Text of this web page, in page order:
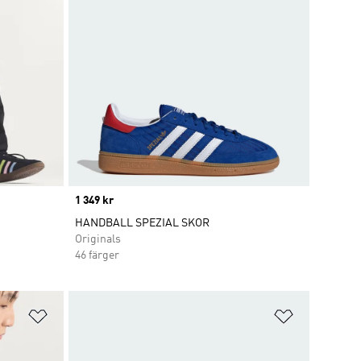
Price
1 349 kr
HANDBALL SPEZIAL SKOR
Originals
46 färger